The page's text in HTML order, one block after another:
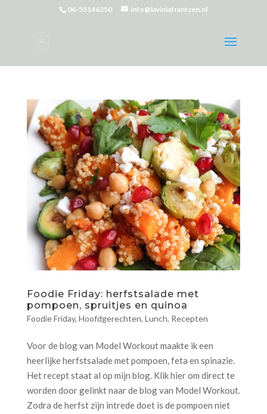
06-55146250 info@laviniafrantzen.nl
Foodie Friday: herfstsalade met
pompoen, spruitjes en quinoa
Foodie Friday, Hoofdgerechten, Lunch, Recepten
Voor de blog van Model Workout maakte ik een
heerlijke herfstsalade met pompoen, feta en spinazie.
Het recept staat al op mijn blog. Klik hier om direct te
worden door gelinkt naar de blog van Model Workout.
Zodra de herfst zijn intrede doet is de pompoen niet